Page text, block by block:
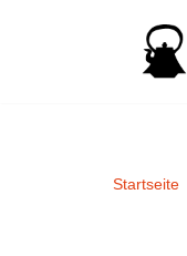
Startseite